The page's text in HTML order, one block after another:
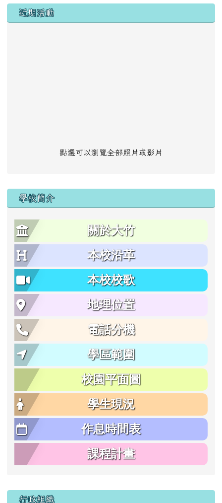
左邊區域內容
近期活動
點選可以瀏覽全部照片或影片
學校簡介
關於大竹
本校沿革
本校校歌
地理位置
電話分機
學區範圍
校園平面圖
學生現況
作息時間表
課程計畫
行政組織